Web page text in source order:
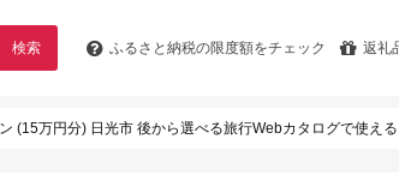
検索 ふるさと納税の限度額をチェック 返礼
行Webカタログで使える！｜ホテル 旅館 観光 旅行 温泉 旅行券 宿泊券 ギフト券 チケット トラベルクーポン 夏休み 紅葉 冬休み 日